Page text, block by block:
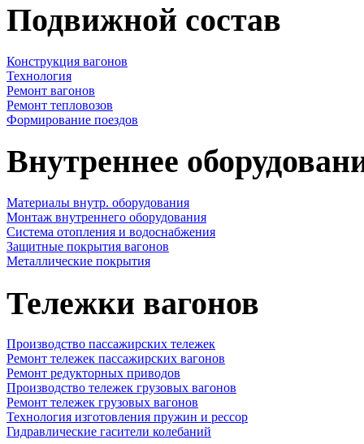
Подвижной состав
Конструкция вагонов
Технология
Ремонт вагонов
Ремонт тепловозов
Формирование поездов
Внутреннее
Материалы внутр. оборудования
Монтаж внутреннего оборудования
Cистема отопления и водоснабжения
Защитные покрытия вагонов
Металлические покрытия
Тележки вагонов
Производство пассажирских тележек
Ремонт тележек пассажирских вагонов
Ремонт редукторных приводов
Производство тележек грузовых вагонов
Ремонт тележек грузовых вагонов
Технология изготовления пружин и рессор
Гидравлические гасители колебаний